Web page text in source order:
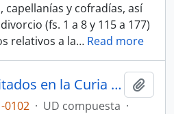
y cofradías, así
(fs. 1 a 8 y 115 a 177)
relativos a la… Read more
Expedientes tramitados en la Curia diocesana de San José (1895-1898)
0102 · UD compuesta ·